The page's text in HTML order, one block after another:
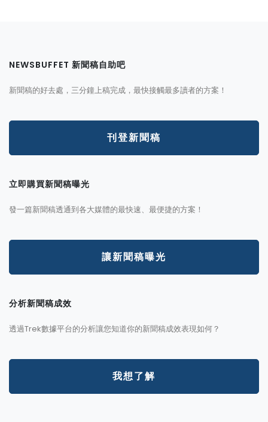
NEWSBUFFET 新聞稿自助吧
新聞稿的好去處，三分鐘上稿完成，最快接觸最多讀者的方案！
刊登新聞稿
立即購買新聞稿曝光
發一篇新聞稿透通到各大媒體的最快速、最便捷的方案！
讓新聞稿曝光
分析新聞稿成效
透過Trek數據平台的分析讓您知道你的新聞稿成效表現如何？
我想了解